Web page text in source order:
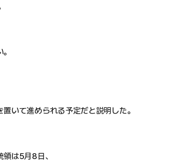
いて進められる予定だと説明した。
は5月8日、